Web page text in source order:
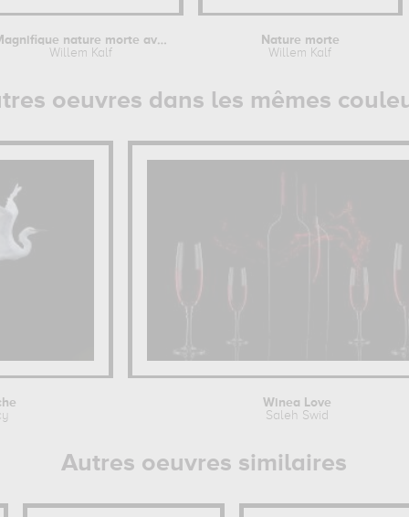
Magnifique nature morte avec bol...
Willem Kalf
Nature morte
Willem Kalf
oeuvres dans les mêmes
Winea Love
Saleh Swid
Autres oeuvres similaires